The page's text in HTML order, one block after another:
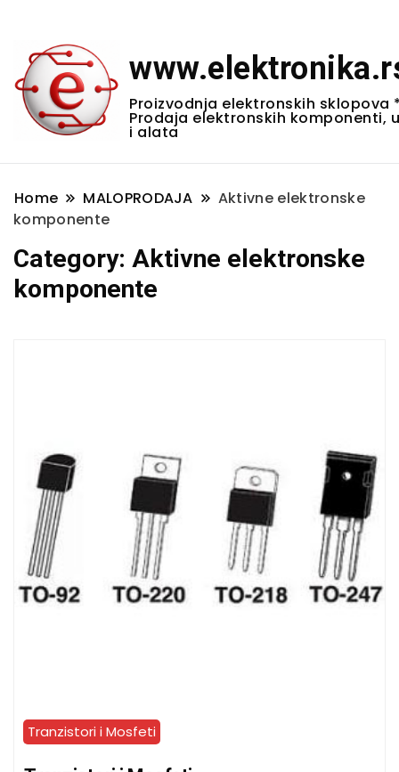
Proizvodnja elektronskih sklopova
Prodaja elektronskih komponenti,
i alata
Home MALOPRODAJA
Aktivne elektronske
komponente
Category: Aktivne elektronske
komponente
Tranzistori i Mosfeti